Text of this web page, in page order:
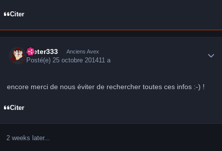
Citer
Dieter333 Anciens Avex
Posté(e)25 octobre 201411 a
encore merci de nous éviter de rechercher toutes ces infos :-) !
Citer
2 weeks later...